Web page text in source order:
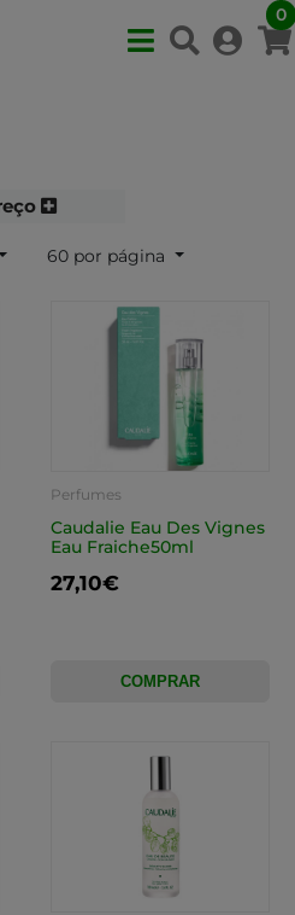
0
60 por página
Perfumes
Caudalie Eau Des Vignes
Eau Fraiche50ml
27,10€
COMPRAR